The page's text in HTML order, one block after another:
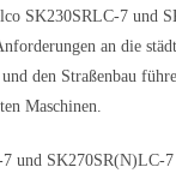
SK230SRLC-7 und
an die
den Straßenbau
Maschinen.
und SK270SR(N)LC-7